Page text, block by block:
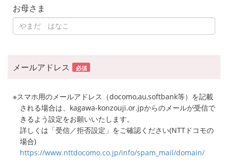
お母さま
メールアドレス 必須
※スマホ用のメールアドレス（docomo,au,softbank等）を記載
される場合は、kagawa-konzouji.or.jpからのメールが受信で
きるよう設定をお願いいたします。
詳しくは「受信／拒否設定」をご確認ください(NTTドコモの
場合)
https://www.nttdocomo.co.jp/info/spam_mail/domain/